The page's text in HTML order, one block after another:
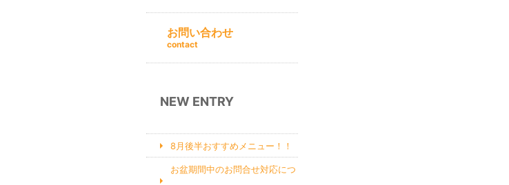
お問い合わせ
contact
NEW ENTRY
8月後半おすすめメニュー！！
お盆期間中のお問合せ対応につ